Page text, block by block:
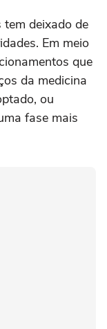
deixado de
Em meio
que
da medicina
ou
fase mais